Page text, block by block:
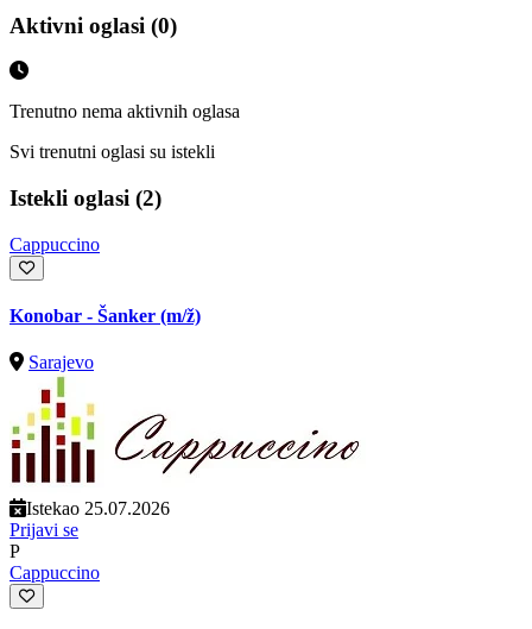
Aktivni oglasi (0)
Trenutno nema aktivnih oglasa
Svi trenutni oglasi su istekli
Istekli oglasi (2)
Cappuccino
Konobar - Šanker (m/ž)
Sarajevo
Istekao 25.07.2026
Prijavi se
P
Cappuccino